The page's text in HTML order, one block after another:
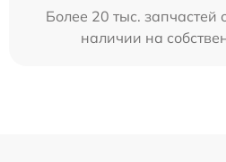
Более 20 тыс. запчастей
наличии на